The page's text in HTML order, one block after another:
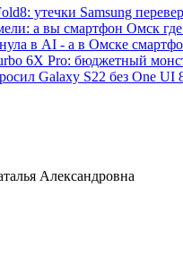
утечки Samsung
а вы смартфон Омск где
в AI - а в Омске
6X Pro: бюджетный
Galaxy S22 без One UI
Александровна